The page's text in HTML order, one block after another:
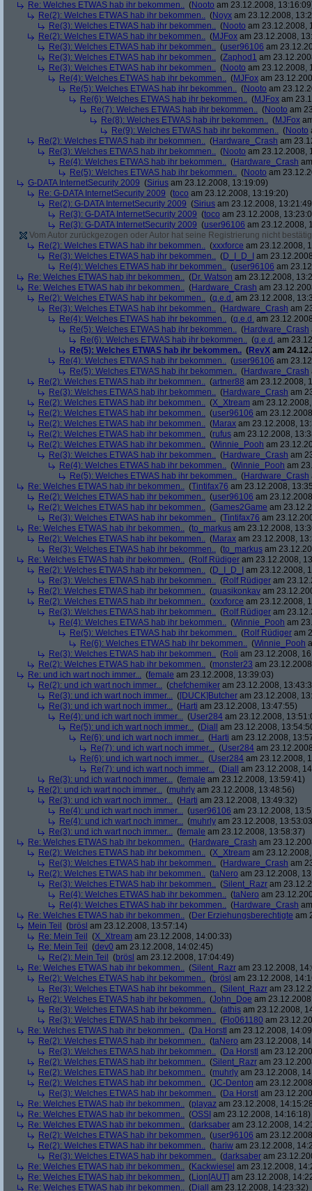
Re: Welches ETWAS hab ihr bekommen.. (Nooto am 23.12.2008,
Re(2): Welches ETWAS hab ihr bekommen.. (Noyx am 23.12.2008,
Re(3): Welches ETWAS hab ihr bekommen.. (Nooto am 23.12.2008,
Re(2): Welches ETWAS hab ihr bekommen.. (MJFox am 23.12.2008,
Re(3): Welches ETWAS hab ihr bekommen.. (user96106 am
Re(3): Welches ETWAS hab ihr bekommen.. (Zaphod1 am
Re(3): Welches ETWAS hab ihr bekommen.. (Nooto am 23.12.2008,
Re(4): Welches ETWAS hab ihr bekommen.. (MJFox am
Re(5): Welches ETWAS hab ihr bekommen.. (Nooto am
Re(6): Welches ETWAS hab ihr bekommen.. (MJFox am
Re(7): Welches ETWAS hab ihr bekommen.. (Nooto am
Re(8): Welches ETWAS hab ihr bekommen.. (MJFox
Re(9): Welches ETWAS hab ihr bekommen.. (Nooto
Re(2): Welches ETWAS hab ihr bekommen.. (Hardware_Crash am
Re(3): Welches ETWAS hab ihr bekommen.. (Nooto am 23.12.2008,
Re(4): Welches ETWAS hab ihr bekommen.. (Hardware_Crash
Re(5): Welches ETWAS hab ihr bekommen.. (Nooto am
G-DATA InternetSecurity 2009 (Sirius am 23.12.2008, 13:19:09)
Re: G-DATA InternetSecurity 2009 (toco am 23.12.2008, 13:19:20)
Re(2): G-DATA InternetSecurity 2009 (Sirius am 23.12.2008,
Re(3): G-DATA InternetSecurity 2009 (toco am 23.12.2008,
Re(3): G-DATA InternetSecurity 2009 (user96106 am 23.12.2008,
Vom Autor zurückgezogen oder Autor hat seine Registrierung nicht
Re(2): Welches ETWAS hab ihr bekommen.. (xxxforce am 23.12.2008,
Re(3): Welches ETWAS hab ihr bekommen.. (D_I_D_I
am
Re(4): Welches ETWAS hab ihr bekommen.. (user96106 am
Re: Welches ETWAS hab ihr bekommen.. (Dr. Watson am 23.12.2008,
Re: Welches ETWAS hab ihr bekommen.. (Hardware_Crash am
Re(2): Welches ETWAS hab ihr bekommen.. (q.e.d. am 23.12.2008,
Re(3): Welches ETWAS hab ihr bekommen.. (Hardware_Crash am
Re(4): Welches ETWAS hab ihr bekommen.. (q.e.d. am
Re(5): Welches ETWAS hab ihr bekommen.. (Hardware_Crash
Re(6): Welches ETWAS hab ihr bekommen.. (q.e.d. am
Re(5): Welches ETWAS hab ihr bekommen.. (RevX am
Re(4): Welches ETWAS hab ihr bekommen.. (user96106 am
Re(5): Welches ETWAS hab ihr bekommen.. (Hardware_Crash
Re(2): Welches ETWAS hab ihr bekommen.. (artner88 am 23.12.2008,
Re(3): Welches ETWAS hab ihr bekommen.. (Hardware_Crash am
Re(2): Welches ETWAS hab ihr bekommen.. (X_Xtream am
Re(2): Welches ETWAS hab ihr bekommen.. (user96106 am
Re(2): Welches ETWAS hab ihr bekommen.. (Marax am 23.12.2008,
Re(2): Welches ETWAS hab ihr bekommen.. (rufus am 23.12.2008,
Re(2): Welches ETWAS hab ihr bekommen.. (Winnie_Pooh am
Re(3): Welches ETWAS hab ihr bekommen.. (Hardware_Crash am
Re(4): Welches ETWAS hab ihr bekommen.. (Winnie_Pooh am
Re(5): Welches ETWAS hab ihr bekommen.. (Hardware_Crash
Re: Welches ETWAS hab ihr bekommen.. (Tintifax76 am 23.12.2008,
Re(2): Welches ETWAS hab ihr bekommen.. (user96106 am
Re(2): Welches ETWAS hab ihr bekommen.. (Games2Game am
Re(3): Welches ETWAS hab ihr bekommen.. (Tintifax76 am
Re: Welches ETWAS hab ihr bekommen.. (to_markus am 23.12.2008,
Re(2): Welches ETWAS hab ihr bekommen.. (Marax am 23.12.2008,
Re(3): Welches ETWAS hab ihr bekommen.. (to_markus am
Re: Welches ETWAS hab ihr bekommen.. (Rolf Rüdiger am 23.12.2008,
Re(2): Welches ETWAS hab ihr bekommen.. (D_I_D_I
am 23.12.2008,
Re(3): Welches ETWAS hab ihr bekommen.. (Rolf Rüdiger am
Re(2): Welches ETWAS hab ihr bekommen.. (quasikonkav am
Re(2): Welches ETWAS hab ihr bekommen.. (xxxforce am 23.12.2008,
Re(3): Welches ETWAS hab ihr bekommen.. (Rolf Rüdiger am
Re(4): Welches ETWAS hab ihr bekommen.. (Winnie_Pooh am
Re(5): Welches ETWAS hab ihr bekommen.. (Rolf Rüdiger am
Re(6): Welches ETWAS hab ihr bekommen.. (Winnie_Pooh
Re(3): Welches ETWAS hab ihr bekommen.. (Roli am 23.12.2008,
Re(2): Welches ETWAS hab ihr bekommen.. (monster23 am
Re: und ich wart noch immer... (female am 23.12.2008, 13:39:03)
Re(2): und ich wart noch immer... (chefchemiker am 23.12.2008,
Re(3): und ich wart noch immer... ([DUCK]Butcher am 23.12.2008,
Re(3): und ich wart noch immer... (Harti am 23.12.2008, 13:47:55)
Re(4): und ich wart noch immer... (User284 am 23.12.2008,
Re(5): und ich wart noch immer... (Diall
am 23.12.2008,
Re(6): und ich wart noch immer... (Harti am 23.12.2008,
Re(7): und ich wart noch immer... (User284 am
Re(6): und ich wart noch immer... (User284 am 23.12.2008,
Re(7): und ich wart noch immer... (Diall
am 23.12.2008,
Re(3): und ich wart noch immer... (female am 23.12.2008, 13:59:41)
Re(2): und ich wart noch immer... (muhrly am 23.12.2008, 13:48:56)
Re(3): und ich wart noch immer... (Harti am 23.12.2008, 13:49:32)
Re(4): und ich wart noch immer... (user96106 am 23.12.2008,
Re(4): und ich wart noch immer... (muhrly am 23.12.2008,
Re(3): und ich wart noch immer... (female am 23.12.2008, 13:58:37)
Re: Welches ETWAS hab ihr bekommen.. (Hardware_Crash am
Re(2): Welches ETWAS hab ihr bekommen.. (X_Xtream am
Re(3): Welches ETWAS hab ihr bekommen.. (Hardware_Crash am
Re(2): Welches ETWAS hab ihr bekommen.. (taNero am 23.12.2008,
Re(3): Welches ETWAS hab ihr bekommen.. (Silent_Razr am
Re(4): Welches ETWAS hab ihr bekommen.. (taNero am
Re(4): Welches ETWAS hab ihr bekommen.. (Hardware_Crash
Re: Welches ETWAS hab ihr bekommen.. (Der Erziehungsberechtigte am
Mein Teil
(brösl am 23.12.2008, 13:57:14)
Re: Mein Teil
(X_Xtream am 23.12.2008, 14:00:33)
Re: Mein Teil
(dev0 am 23.12.2008, 14:02:45)
Re(2): Mein Teil
(brösl am 23.12.2008, 17:04:49)
Re: Welches ETWAS hab ihr bekommen.. (Silent_Razr am 23.12.2008,
Re(2): Welches ETWAS hab ihr bekommen.. (brösl am 23.12.2008,
Re(3): Welches ETWAS hab ihr bekommen.. (Silent_Razr am
Re(2): Welches ETWAS hab ihr bekommen.. (John_Doe am
Re(3): Welches ETWAS hab ihr bekommen.. (athis am 23.12.2008,
Re(3): Welches ETWAS hab ihr bekommen.. (Flo061180 am
Re: Welches ETWAS hab ihr bekommen.. (Da Horstl am 23.12.2008,
Re(2): Welches ETWAS hab ihr bekommen.. (taNero am 23.12.2008,
Re(3): Welches ETWAS hab ihr bekommen.. (Da Horstl am
Re(2): Welches ETWAS hab ihr bekommen.. (Silent_Razr am
Re(2): Welches ETWAS hab ihr bekommen.. (muhrly am 23.12.2008,
Re(2): Welches ETWAS hab ihr bekommen.. (JC-Denton am
Re(3): Welches ETWAS hab ihr bekommen.. (Da Horstl am
Re: Welches ETWAS hab ihr bekommen.. (playaz am 23.12.2008,
Re: Welches ETWAS hab ihr bekommen.. (OSSI am 23.12.2008, 14:16:18)
Re: Welches ETWAS hab ihr bekommen.. (darksaber am 23.12.2008,
Re(2): Welches ETWAS hab ihr bekommen.. (user96106 am
Re(2): Welches ETWAS hab ihr bekommen.. (hariw am 23.12.2008,
Re(3): Welches ETWAS hab ihr bekommen.. (darksaber am
Re: Welches ETWAS hab ihr bekommen.. (Kackwiesel am 23.12.2008,
Re: Welches ETWAS hab ihr bekommen.. (Lion[AUT] am 23.12.2008,
Re: Welches ETWAS hab ihr bekommen.. (Diall
am 23.12.2008, 14:23:32)